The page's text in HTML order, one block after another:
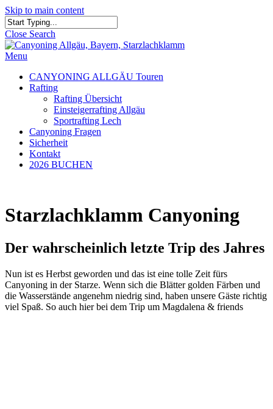
Skip to main content
Close Search
Menu
CANYONING ALLGÄU Touren
Rafting
Rafting Übersicht
Einsteigerrafting Allgäu
Sportrafting Lech
Canyoning Fragen
Sicherheit
Kontakt
2026 BUCHEN
Starzlachklamm Canyoning
Der wahrscheinlich letzte Trip des Jahres
Nun ist es Herbst geworden und das ist eine tolle Zeit fürs
Canyoning in der Starze. Wenn sich die Blätter golden Färben und
die Wasserstände angenehm niedrig sind, haben unsere Gäste richtig
viel Spaß. So auch hier bei dem Trip um Magdalena & friends